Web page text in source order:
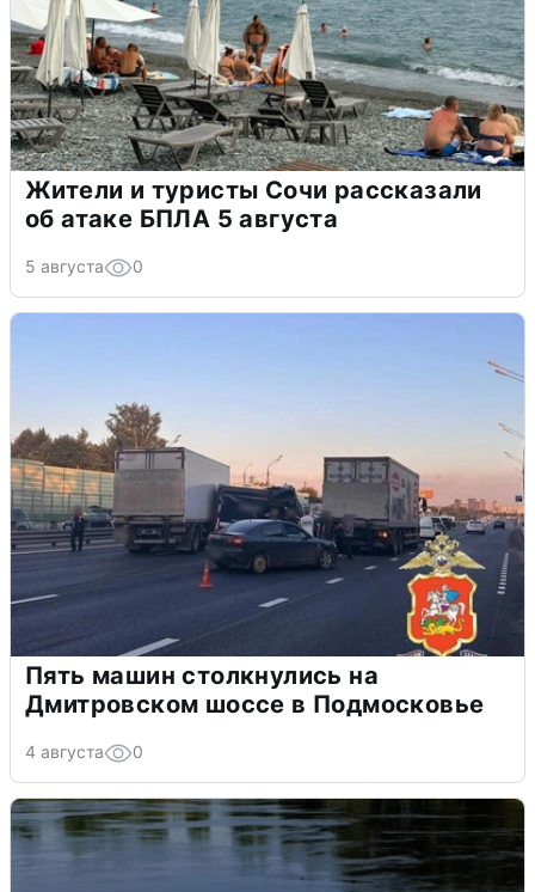
Жители и туристы Сочи рассказали
об атаке БПЛА 5 августа
5 августа 0
Пять машин столкнулись на
Дмитровском шоссе в Подмосковье
4 августа 0